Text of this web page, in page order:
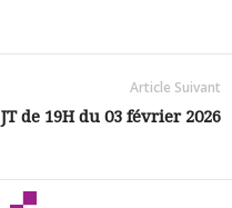
Article Suivant
JT de 19H du 03 février 2026